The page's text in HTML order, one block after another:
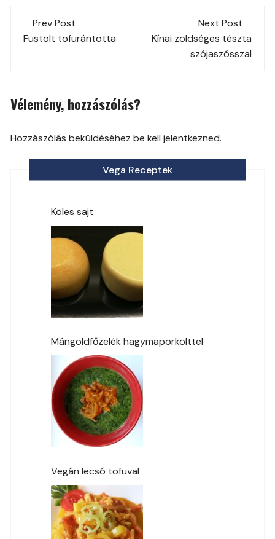
Post
navigation
Prev Post
Füstölt tofurántotta
Next Post
Kínai zöldséges tészta
szójaszósszal
Vélemény, hozzászólás?
Hozzászólás beküldéséhez be kell jelentkezned.
Vega Receptek
Köles sajt
Mángoldfőzelék hagymapörkölttel
Vegán lecsó tofuval